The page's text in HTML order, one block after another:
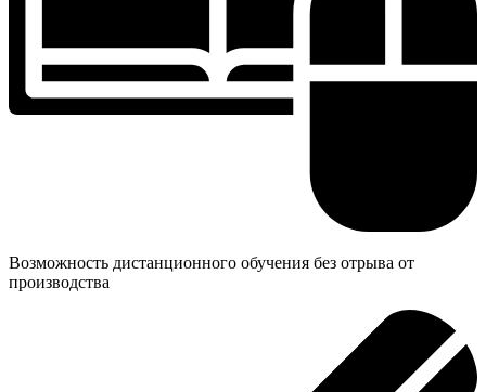
Возможность дистанционного обучения без отрыва от
производства